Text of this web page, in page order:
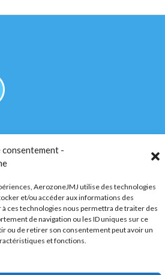
consentement -
AerozoneJMJ utilise des technologies
et/ou accéder aux informations des
à ces technologies nous permettra de traiter des
de navigation ou les ID uniques sur ce
ou de retirer son consentement peut avoir un
et fonctions.
Août 2026
Fièrement propulsé par WordPress